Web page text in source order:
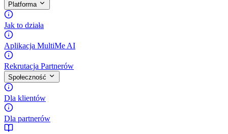
Platforma
Jak to działa
Aplikacja MultiMe AI
Rekrutacja Partnerów
Społeczność
Dla klientów
Dla partnerów